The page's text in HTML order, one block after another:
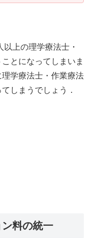
上の理学療法士・
とになってしまいま
学療法士・作業療法
しまうでしょう．
料の統一